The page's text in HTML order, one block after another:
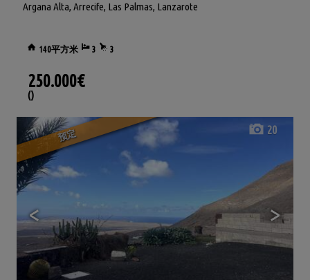
Argana Alta, Arrecife, Las Palmas, Lanzarote
140平方米 3 3
250.000€
()
预定
< >
20